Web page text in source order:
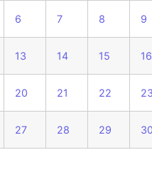
6 7 8 9
13 14 15 16
20 21 22 23
27 28 29 30